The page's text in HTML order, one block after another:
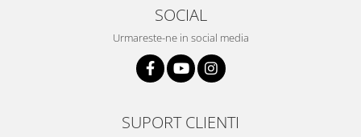
SOCIAL
Urmareste-ne in social media
SUPORT CLIENTI